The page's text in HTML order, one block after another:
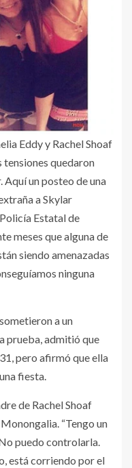
Eddy y Rachel Shoaf
tensiones quedaron
Aquí un posteo de una
a Skylar
Estatal de
meses que alguna de
siendo amenazadas
ninguna
a un
prueba, admitió que
pero afirmó que ella
fiesta.
de Rachel Shoaf
“Tengo un
puedo controlarla.
está corriendo por el